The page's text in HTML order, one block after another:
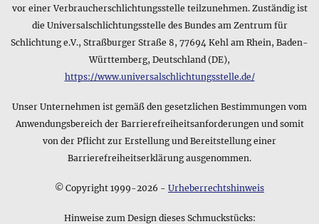
Perlenkette auf ungeknotetem Faden ca. 50 *cm*; die
Bernsteinsplitter haben einen Durchmesser von ca. 0,5 - 1,0
*cm*; die Kette mit ihren drei Strängen ist ca. 2,0 *cm* dick;
der Schraubverschluss hat einen Durchmesser von ca. 5
Produkts Geflochtene Bernsteinsplitter • Halskette?
Neben den anderen Merkmalen des Produkts Geflochtene
Bernsteinsplitter • Halskette spielt natürlich oft auch der
Lieferumfang eine wichtige Rolle - dieser lautet
Schmuckbeutel
vor einer Verbraucherschlichtungsstelle teilzunehmen. Zuständig ist
die Universalschlichtungsstelle des Bundes am Zentrum für
Schlichtung e.V., Straßburger Straße 8, 77694 Kehl am Rhein, Baden-
Württemberg, Deutschland (DE),
https://www.universalschlichtungsstelle.de/
Unser Unternehmen ist gemäß den gesetzlichen Bestimmungen vom
Anwendungsbereich der Barrierefreiheitsanforderungen und somit
von der Pflicht zur Erstellung und Bereitstellung einer
Barrierefreiheitserklärung ausgenommen.
© Copyright 1999-2026 - Urheberrechtshinweis
Hinweise zum Design dieses Schmuckstücks: